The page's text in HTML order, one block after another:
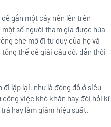
gắn một cây nến lên trên
số người tham gia được hứa
che mờ đi tư duy của họ và
thể để giải câu đố, dẫn thời
lặp lại, như là đóng đồ ở siêu
việc khó khăn hay đòi hỏi kĩ
hay làm giảm hiệu suất.